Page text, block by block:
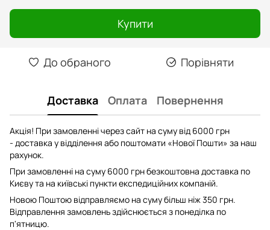
Купити
До обраного Порівняти
Доставка Оплата Повернення
Акція! При замовленні через сайт на суму від 6000 грн
- доставка у відділення або поштомати «Нової Пошти» за наш
рахунок.
При замовленні на суму 6000 грн безкоштовна доставка по
Києву та на київські пункти експедиційних компаній.
Новою Поштою відправляємо на суму більш ніж 350 грн.
Відправлення замовлень здійснюється з понеділка по
п'ятницю.